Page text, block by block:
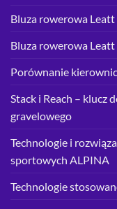
Bluza rowerowa
Bluza rowerowa
Porównanie
Stack i Reach – klucz
gravelowego
Technologie i
sportowych ALPINA
Technologie